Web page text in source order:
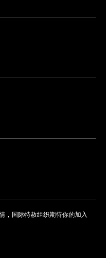
，国际特赦组织期待你的加入